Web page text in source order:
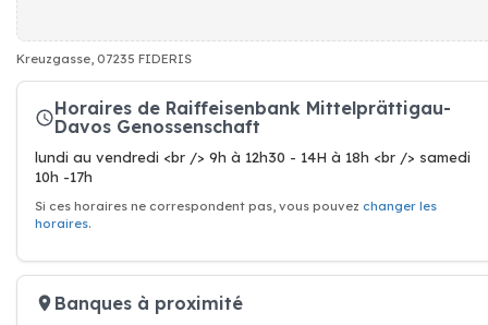
Kreuzgasse, 07235 FIDERIS
Horaires de Raiffeisenbank Mittelprättigau-
Davos Genossenschaft
lundi au vendredi <br /> 9h à 12h30 - 14H à 18h <br /> samedi
10h -17h
Si ces horaires ne correspondent pas, vous pouvez changer les
horaires.
Banques à proximité